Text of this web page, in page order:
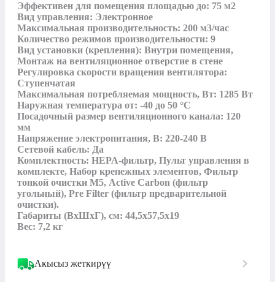
Эффективен для помещения площадью до: 75 м2
Вид управления: Электронное
Максимальная производительность: 200 м3/час
Количество режимов производительности: 9
Вид установки (крепления): Внутри помещения,
Монтаж на вентиляционное отверстие в стене
Регулировка скорости вращения вентилятора:
Ступенчатая
Максимальная потребляемая мощность, Вт: 1285 Вт
Наружная температура от: -40 до 50 °С
Посадочный размер вентиляционного канала: 120
мм
Напряжение электропитания, В: 220-240 В
Сетевой кабель: Да
Комплектность: HEPA-фильтр, Пульт управления в
комплекте, Набор крепежных элементов, Фильтр
тонкой очистки М5, Active Carbon (фильтр
угольный), Pre Filter (фильтр предварительной
очистки).
Габариты (ВхШхГ), см: 44,5х57,5х19
Вес: 7,2 кг
Акысыз жеткирүү